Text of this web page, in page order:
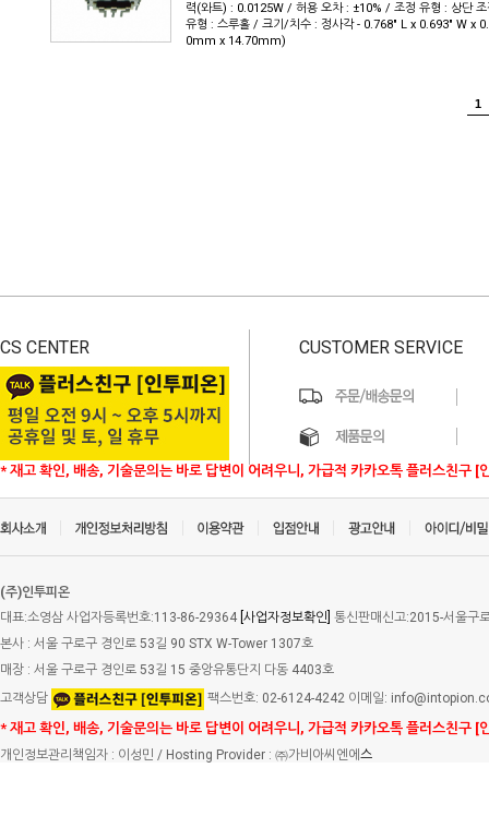
력(와트) : 0.0125W / 허용 오차 : ±10% / 조정 유형 : 상단
유형 : 스루홀 / 크기/치수 : 정사각 - 0.768" L x 0.693" W x
0mm x 14.70mm)
1
CS CENTER
* 재고 확인, 배송, 기술문의는 바로 답변이 어려우니, 가급적 카카오톡 플러스친구 [
CUSTOMER SERVICE
(주)인투피온
대표:소영삼 사업자등록번호:113-86-29364 [사업자정보확인] 통신판매신고:2015-서울구
본사 : 서울 구로구 경인로 53길 90 STX W-Tower 1307호
매장 : 서울 구로구 경인로 53길 15 중앙유통단지 다동 4403호
고객상담
팩스번호: 02-6124-4242 이메일:
* 재고 확인, 배송, 기술문의는 바로 답변이 어려우니, 가급적 카카오톡 플러스친구 [
개인정보관리책임자 : 이성민 / Hosting Provider : ㈜가비아씨엔에 스